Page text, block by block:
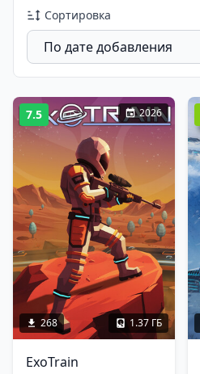
Сортировка
7.5 2026
268 1.37 ГБ
ExoTrain